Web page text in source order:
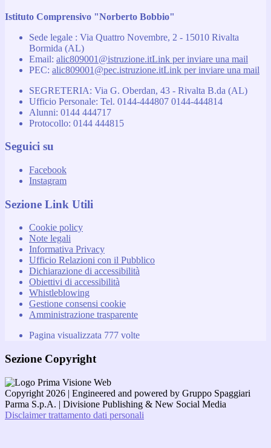
Istituto Comprensivo "Norberto Bobbio"
Sede legale : Via Quattro Novembre, 2 - 15010 Rivalta
Bormida (AL)
Email: alic809001@istruzione.itLink per inviare una mail
PEC: alic809001@pec.istruzione.itLink per inviare una mail
SEGRETERIA: Via G. Oberdan, 43 - Rivalta B.da (AL)
Ufficio Personale: Tel. 0144-444807 0144-444814
Alunni: 0144 444717
Protocollo: 0144 444815
Seguici su
Facebook
Instagram
Sezione Link Utili
Cookie policy
Note legali
Informativa Privacy
Ufficio Relazioni con il Pubblico
Dichiarazione di accessibilità
Obiettivi di accessibilità
Whistleblowing
Gestione consensi cookie
Amministrazione trasparente
Pagina visualizzata 777 volte
Sezione Copyright
Copyright 2026 | Engineered and powered by Gruppo Spaggiari
Parma S.p.A. | Divisione Publishing & New Social Media
Disclaimer trattamento dati personali